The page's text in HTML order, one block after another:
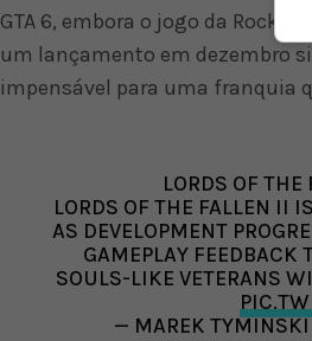
GTA 6, embora o jogo da
um lançamento em dezembro
impensável para uma franquia
LORDS OF
LORDS OF THE FALLEN II
AS DEVELOPMENT
GAMEPLAY FEEDBACK
SOULS-LIKE VETERANS
— MAREK